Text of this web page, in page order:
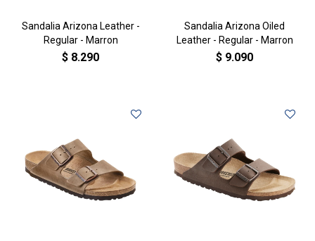
Sandalia Arizona Leather -
Regular - Marron
$ 8.290
Sandalia Arizona Oiled
Leather - Regular - Marron
$ 9.090